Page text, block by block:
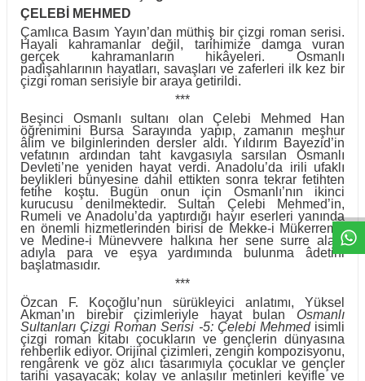
WhtappDeseHatt
ÇELEBİ MEHMED
Çamlıca Basım Yayın’dan müthiş bir çizgi roman serisi.
Hayali kahramanlar değil, tarihimize damga vuran
gerçek kahramanların hikâyeleri. Osmanlı
padişahlarının hayatları, savaşları ve zaferleri ilk kez bir
çizgi roman serisiyle bir araya getirildi.
***
Beşinci Osmanlı sultanı olan Çelebi Mehmed Han
öğrenimini Bursa Sarayında yapıp, zamanın meşhur
âlim ve bilginlerinden dersler aldı. Yıldırım Bayezid’in
vefatının ardından taht kavgasıyla sarsılan Osmanlı
Devleti’ne yeniden hayat verdi. Anadolu’da irili ufaklı
beylikleri bünyesine dahil ettikten sonra tekrar fetihten
fetihe koştu. Bugün onun için Osmanlı’nın ikinci
kurucusu denilmektedir. Sultan Çelebi Mehmed’in,
Rumeli ve Anadolu’da yaptırdığı hayır eserleri yanında
en önemli hizmetlerinden birisi de Mekke-i Mükerreme
ve Medine-i Münevvere halkına her sene surre alayı
adıyla para ve eşya yardımında bulunma âdetini
başlatmasıdır.
***
Özcan F. Koçoğlu’nun sürükleyici anlatımı, Yüksel
Akman’ın birebir çizimleriyle hayat bulan Osmanlı
Sultanları Çizgi Roman Serisi -5: Çelebi Mehmedisimli
çizgi roman kitabı çocukların ve gençlerin dünyasına
rehberlik ediyor. Orijinal çizimleri, zengin kompozisyonu,
rengârenk ve göz alıcı tasarımıyla çocuklar ve gençler
tarihi yaşayacak; kolay ve anlaşılır metinleri keyifle ve